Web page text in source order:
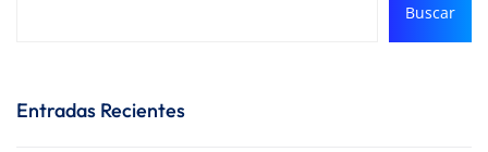
Buscar
Entradas Recientes